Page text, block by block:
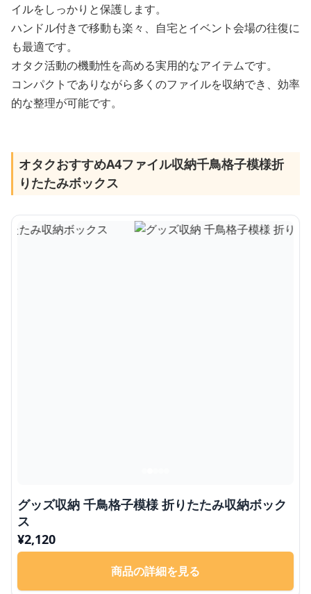
イルをしっかりと保護します。
ハンドル付きで移動も楽々、自宅とイベント会場の往復に
も最適です。
オタク活動の機動性を高める実用的なアイテムです。
コンパクトでありながら多くのファイルを収納でき、効率
的な整理が可能です。
オタクおすすめA4ファイル収納千鳥格子模様折
りたたみボックス
グッズ収納 千鳥格子模様 折りたたみ収納ボック
ス
¥2,120
商品の詳細を見る